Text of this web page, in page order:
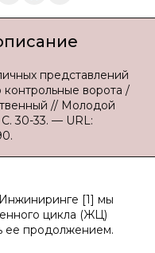
представлений
ворота /
// Молодой
30-33. — URL:
[1] мы
цикла (ЖЦ)
ее продолжением.